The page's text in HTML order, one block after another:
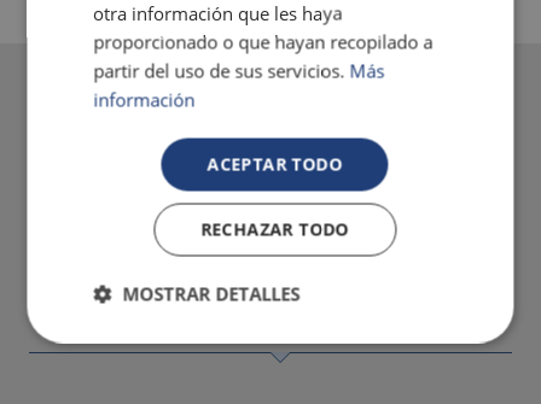
otra información que les haya
proporcionado o que hayan recopilado a
partir del uso de sus servicios. Más
información
ACEPTAR TODO
RECHAZAR TODO
MOSTRAR DETALLES